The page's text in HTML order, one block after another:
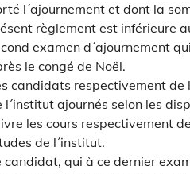
l´ajournement et dont la
règlement est inférieure
examen d´ajournement
le congé de Noël.
candidats respectivement de
l´institut ajournés selon les
les cours respectivement
de l´institut.
candidat, qui à ce dernier